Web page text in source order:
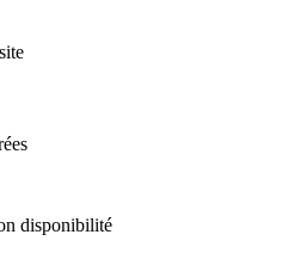
disponibilité